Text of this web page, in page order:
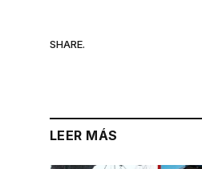
SHARE.
LEER MÁS